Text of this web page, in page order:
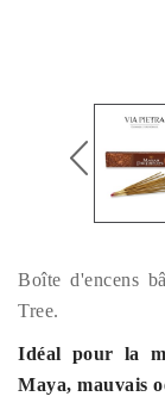
Boîte d'encens
Tree.
Idéal pour la
Maya, mauvais